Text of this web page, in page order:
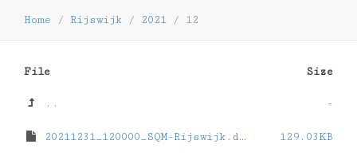
Home / Rijswijk / 2021 / 12
File Size
.. -
20211231_120000_SQM-Rijswijk.dat 129.03KB